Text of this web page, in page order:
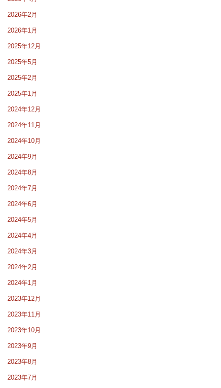
2026年2月
2026年1月
2025年12月
2025年5月
2025年2月
2025年1月
2024年12月
2024年11月
2024年10月
2024年9月
2024年8月
2024年7月
2024年6月
2024年5月
2024年4月
2024年3月
2024年2月
2024年1月
2023年12月
2023年11月
2023年10月
2023年9月
2023年8月
2023年7月